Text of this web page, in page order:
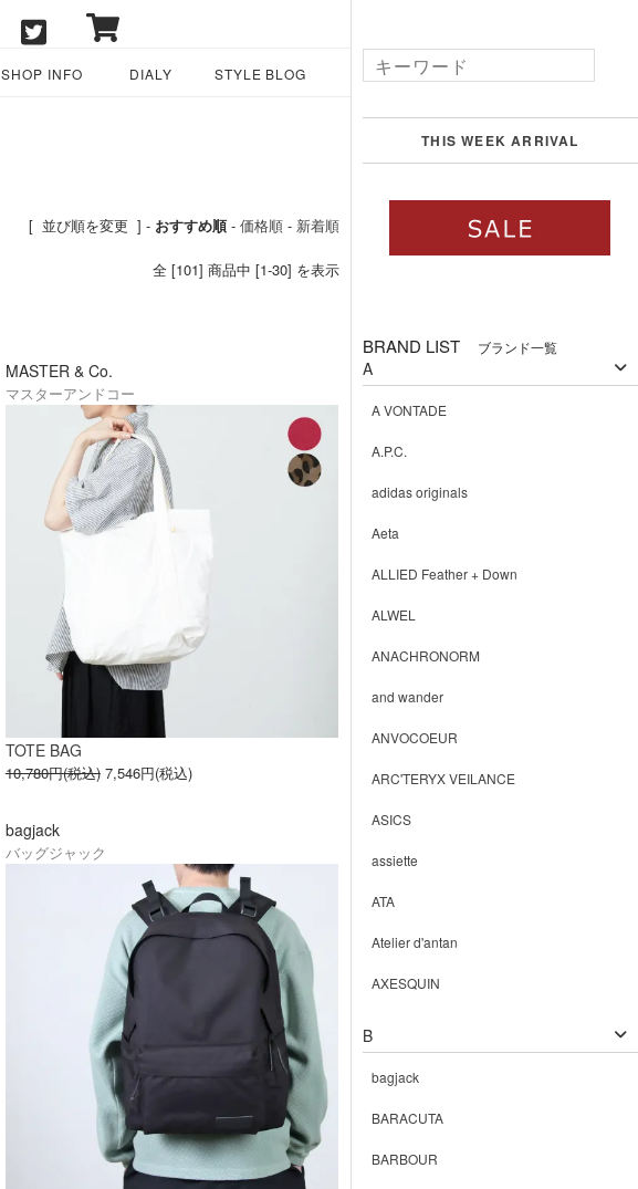
SHOP INFO DIALY STYLE BLOG
[ 並び順を変更 ] - おすすめ順- 価格順 - 新着順
全 [101] 商品中 [1-30] を表示
MASTER & Co.
マスターアンドコー
TOTE BAG
10,780円(税込) 7,546円(税込)
bagjack
バッグジャック
THIS WEEK ARRIVAL
BRAND LIST ブランド一覧
A
A VONTADE
A.P.C.
adidas originals
Aeta
ALLIED Feather + Down
ALWEL
ANACHRONORM
and wander
ANVOCOEUR
ARC'TERYX VEILANCE
ASICS
assiette
ATA
Atelier d'antan
AXESQUIN
B
bagjack
BARACUTA
BARBOUR